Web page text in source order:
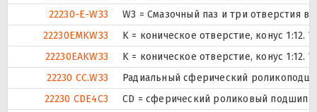
22230-E-W33
W3 = Смазочный паз и три отверстия
22230EMKW33
K = коническое отверстие, конус
22230EAKW33
K = коническое отверстие, конус
22230 CC.W33
Радиальный сферический
22230 CDE4C3
CD = сферический роликовый